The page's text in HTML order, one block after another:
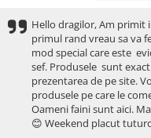
Hello dragilor, Am
primul rand vreau sa va
mod special care este
sef. Produsele sunt
prezentarea de pe site.
produsele pe care le
Oameni faini sunt aici.
😊 Weekend placut